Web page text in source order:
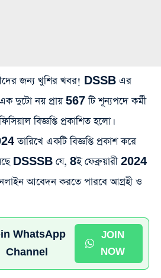
জন্য খুশির খবর! DSSB এর
দুটো নয় প্রায় 567 টি শূন্যপদে কর্মী
বিজ্ঞপ্তি প্রকাশিত হলো।
একটি বিজ্ঞপ্তি প্রকাশ করে
DSSSB যে, 8ই ফেব্রুয়ারী 2024
আবেদন করতে পারবে আগ্রহী ও
WhatsApp
Channel
JOIN
NOW